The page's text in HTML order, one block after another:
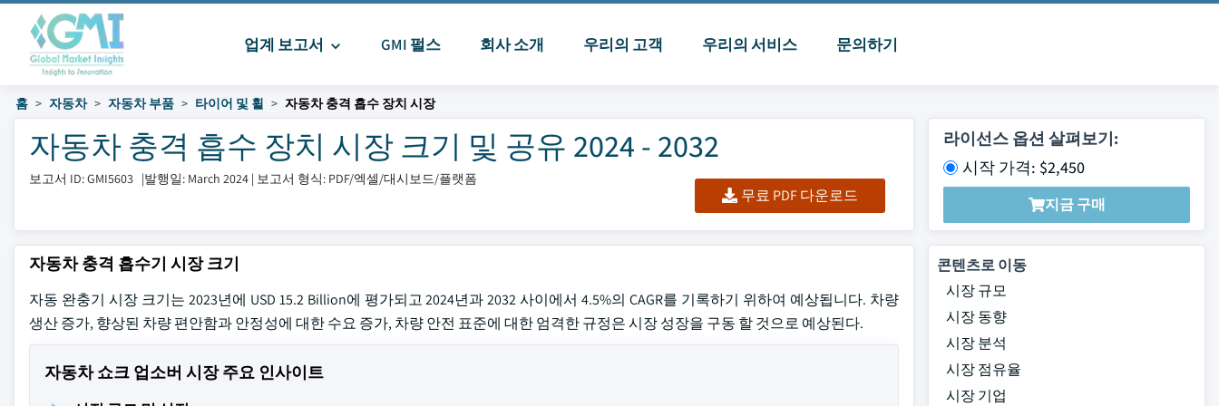
업계 보고서 GMI 펄스 회사 소개 우리의 고객 우리의 서비스 문의하기
홈 자동차 자동차 부품 타이어 및 휠 자동차 충격 흡수 장치 시장
자동차 충격 흡수 장치 시장 크기 및 공유 2024 - 2032
보고서 ID: GMI5603 |발행일: March 2024 | 보고서 형식: PDF/엑셀/대시보드/플랫폼
무료 PDF 다운로드
라이선스 옵션 살펴보기:
시작 가격: $2,450
지금 구매
자동차 충격 흡수기 시장 크기
자동 완충기 시장 크기는 2023년에 USD 15.2 Billion에 평가되고 2024년과 2032 사이에서 4.5%의 CAGR를 기록하기 위하여 예상됩니다. 차량
생산 증가, 향상된 차량 편안함과 안정성에 대한 수요 증가, 차량 안전 표준에 대한 엄격한 규정은 시장 성장을 구동 할 것으로 예상된다.
자동차 쇼크 업소버 시장 주요 인사이트
콘텐츠로 이동
시장 규모
시장 동향
시장 분석
시장 점유율
시장 기업